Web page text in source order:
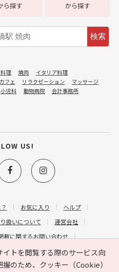
トを閲覧する際のサービス向
のため、クッキー（Cookie）
お気に入り
ヘルプ
扱いについて
運営会社
載に関するお問い合わせ
関するお問い合わせ
ら探す
から探す
検索
理 焼肉
イタリア料理
フェ リラクゼーション
マッサージ
小児科 動物病院
会計事務所
US!